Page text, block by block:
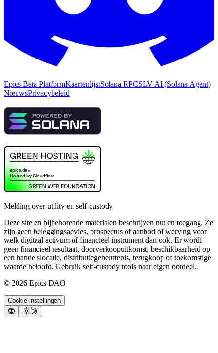
Epics Beta PlatformKaartenlijstSolana RPCSLV AI (Solana Agent)
NieuwsPrivacybeleid
Melding over utility en self-custody
Deze site en bijbehorende materialen beschrijven nut en toegang. Ze
zijn geen beleggingsadvies, prospectus of aanbod of werving voor
welk digitaal activum of financieel instrument dan ook. Er wordt
geen financieel resultaat, doorverkoopuitkomst, beschikbaarheid op
een handelslocatie, distributiegebeurtenis, terugkoop of toekomstige
waarde beloofd. Gebruik self-custody tools naar eigen oordeel.
© 2026 Epics DAO
Cookie-instellingen